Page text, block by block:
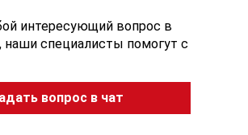
интересующий вопрос в
наши специалисты помогут с
вопрос в чат